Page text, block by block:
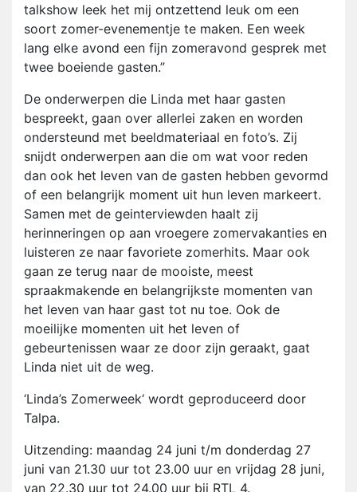
talkshow leek het mij ontzettend leuk om een
soort zomer-evenementje te maken. Een week
lang elke avond een fijn zomeravond gesprek met
twee boeiende gasten.”
De onderwerpen die Linda met haar gasten
bespreekt, gaan over allerlei zaken en worden
ondersteund met beeldmateriaal en foto’s. Zij
snijdt onderwerpen aan die om wat voor reden
dan ook het leven van de gasten hebben gevormd
of een belangrijk moment uit hun leven markeert.
Samen met de geinterviewden haalt zij
herinneringen op aan vroegere zomervakanties en
luisteren ze naar favoriete zomerhits. Maar ook
gaan ze terug naar de mooiste, meest
spraakmakende en belangrijkste momenten van
het leven van haar gast tot nu toe. Ook de
moeilijke momenten uit het leven of
gebeurtenissen waar ze door zijn geraakt, gaat
Linda niet uit de weg.
‘Linda’s Zomerweek‘ wordt geproduceerd door
Talpa.
Uitzending: maandag 24 juni t/m donderdag 27
juni van 21.30 uur tot 23.00 uur en vrijdag 28 juni,
van 22.30 uur tot 24.00 uur bij RTL 4.